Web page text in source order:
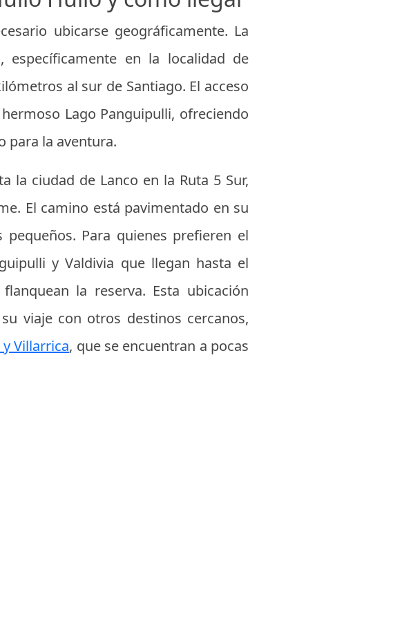
ubicarse geográficamente. La
en la localidad de
al sur de Santiago. El acceso
Lago Panguipulli, ofreciendo
para la aventura.
la ciudad de Lanco en la Ruta 5 Sur,
El camino está pavimentado en su
Para quienes prefieren el
y Valdivia que llegan hasta el
la reserva. Esta ubicación
viaje con otros destinos cercanos,
Villarrica, que se encuentran a pocas